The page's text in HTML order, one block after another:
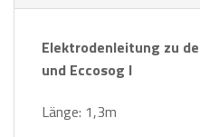
Elektrodenleitung zu
und Eccosog I
Länge: 1,3m